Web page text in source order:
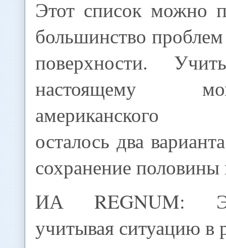
Этот список можно
большинство
поверхности.
настоящему
американского
осталось два
сохранение половины
ИА REGNUM:
учитывая ситуацию в